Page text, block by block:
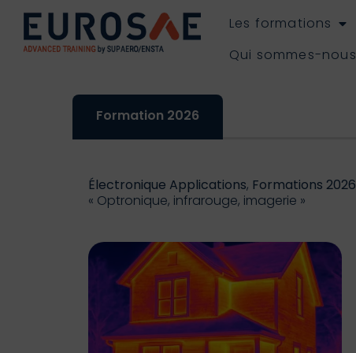
Les formations
Qui sommes-nous
Formation 2026
Électronique Applications, Formations 2026
« Optronique, infrarouge, imagerie »